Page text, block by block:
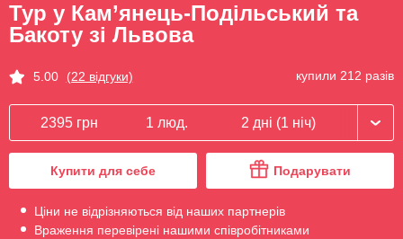
Тур у Кам’янець-Подільський та
Бакоту зі Львова
5.00 (22 відгуки) купили 212 разів
2395 грн 1 люд. 2 дні (1 ніч)
Купити для себе Подарувати
Ціни не відрізняються від наших партнерів
Враження перевірені нашими співробітниками